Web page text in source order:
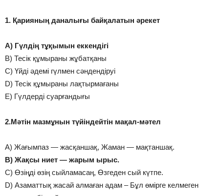
1. Қарияның даналығы байқалатын әрекет
A) Гүлдің тұқымын еккендігі
B) Тесік құмыраны жұбатқаны
C) Үйді әдемі гүлмен сәндендіруі
D) Тесік құмыраны лақтырмағаны
E) Гүлдерді суарғандығы
2.Мәтін мазмұнын түйіндейтін мақал-мәтел
A) Жағымпаз — жасқаншақ, Жаман — мақтаншақ.
B) Жақсы ниет — жарым ырыс.
C) Өзіңді өзің сыйламасаң, Өзгеден сый күтпе.
D) Азаматтық жасай алмаған адам – Бұл өмірге келмеген